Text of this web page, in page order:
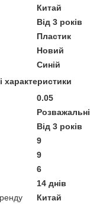
Китай
Від 3 років
Пластик
Новий
Синій
характеристики
0.05
Розважальні
Від 3 років
9
9
6
14 днів
Китай